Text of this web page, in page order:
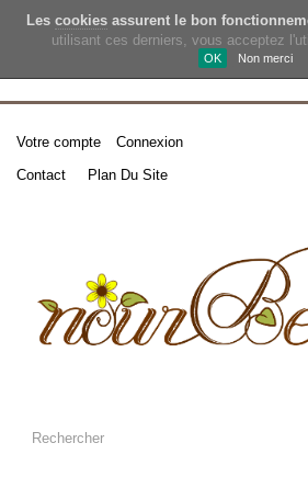
Les cookies assurent le bon
utilisant ces derniers, vous acceptez
OK Non merci
Votre compte
Connexion
Contact
Plan Du Site